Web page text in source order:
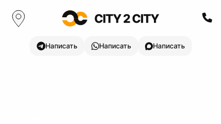
Написать Написать Написать